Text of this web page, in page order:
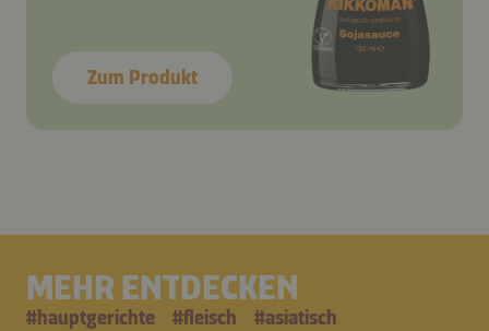
Zum Produkt
MEHR ENTDECKEN
#hauptgerichte #fleisch #asiatisch